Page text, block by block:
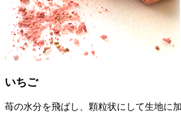
いちご
苺の水分を飛ばし、顆粒状にして生地に加